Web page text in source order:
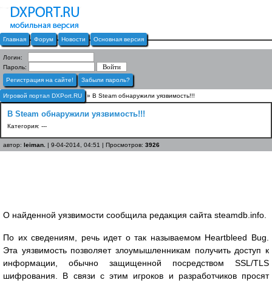
Главная Форум Новости Основная версия
Логин:
Пароль:
Регистрация на сайте!
Забыли пароль?
Игровой портал DXPort.RU » В Steam обнаружили уязвимость!!!
В Steam обнаружили уязвимость!!!
Категория: ---
автор: leiman. | 9-04-2014, 04:51 | Просмотров: 3926
О найденной уязвимости сообщила редакция сайта steamdb.info.
По их сведениям, речь идет о так называемом Heartbleed Bug.
Эта уязвимость позволяет злоумышленникам получить доступ к
информации, обычно защищенной посредством SSL/TLS
шифрования. В связи с этим игроков и разработчиков просят